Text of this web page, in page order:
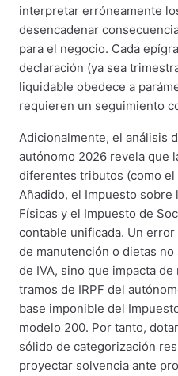
interpretar erróneamente
desencadenar
para el negocio. Cada
declaración (ya sea
liquidable obedece a
requieren un seguimiento
Adicionalmente, el análisis
autónomo 2026 revela que
diferentes tributos (como
Añadido, el Impuesto sobre
Físicas y el Impuesto de
contable unificada. Un
de manutención o dietas
de IVA, sino que impacta
tramos de IRPF del
base imponible del
modelo 200. Por tanto,
sólido de categorización
proyectar solvencia ante